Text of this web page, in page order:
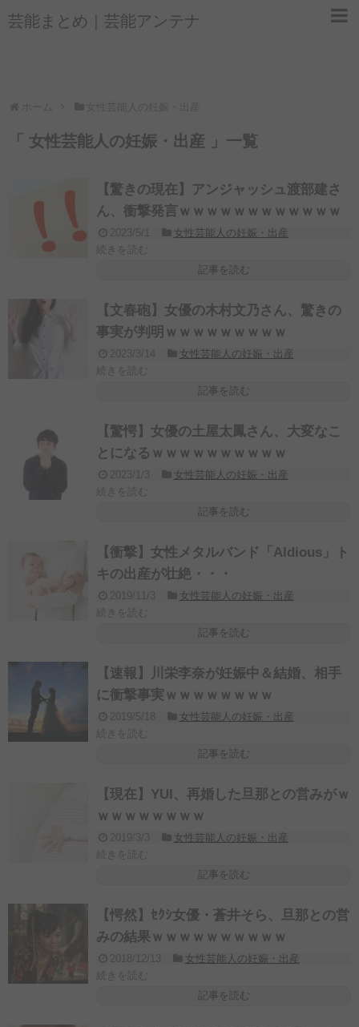
芸能まとめ｜芸能アンテナ
「 女性芸能人の妊娠・出産 」一覧
【驚きの現在】アンジャッシュ渡部建さ
ん、衝撃発言ｗｗｗｗｗｗｗｗｗｗｗｗ
2023/5/1
女性芸能人の妊娠・出産
続きを読む
記事を読む
【文春砲】女優の木村文乃さん、驚きの
事実が判明ｗｗｗｗｗｗｗｗｗ
2023/3/14
女性芸能人の妊娠・出産
続きを読む
記事を読む
【驚愕】女優の土屋太鳳さん、大変なこ
とになるｗｗｗｗｗｗｗｗｗｗ
2023/1/3
女性芸能人の妊娠・出産
続きを読む
記事を読む
【衝撃】女性メタルバンド「Aldious」ト
キの出産が壮絶・・・
2019/11/3
女性芸能人の妊娠・出産
続きを読む
記事を読む
【速報】川栄李奈が妊娠中＆結婚、相手
に衝撃事実ｗｗｗｗｗｗｗｗ
2019/5/18
女性芸能人の妊娠・出産
続きを読む
記事を読む
【現在】YUI、再婚した旦那との営みがｗ
ｗｗｗｗｗｗｗｗ
2019/3/3
女性芸能人の妊娠・出産
続きを読む
記事を読む
【愕然】ｾｸｼ女優・蒼井そら、旦那との営
みの結果ｗｗｗｗｗｗｗｗｗｗ
2018/12/13
女性芸能人の妊娠・出産
続きを読む
記事を読む